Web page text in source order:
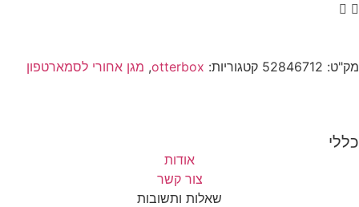
מק"ט: 52846712 קטגוריות: otterbox
, מגן אחורי לסמארטפון
כללי
אודות
צור קשר
שאלות ותשובות